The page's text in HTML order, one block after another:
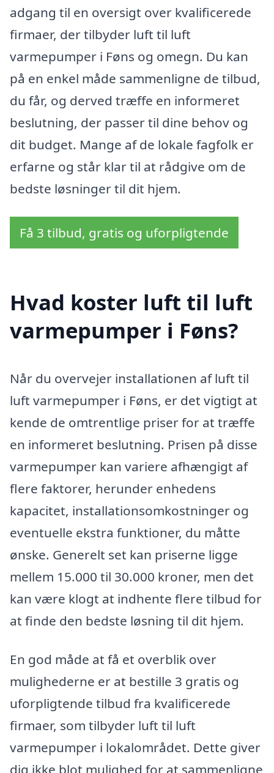
adgang til en oversigt over kvalificerede
firmaer, der tilbyder luft til luft
varmepumper i Føns og omegn. Du kan
på en enkel måde sammenligne de tilbud,
du får, og derved træffe en informeret
beslutning, der passer til dine behov og
dit budget. Mange af de lokale fagfolk er
erfarne og står klar til at rådgive om de
bedste løsninger til dit hjem.
Få 3 tilbud, gratis og uforpligtende
Hvad koster luft til luft
varmepumper i Føns?
Når du overvejer installationen af luft til
luft varmepumper i Føns, er det vigtigt at
kende de omtrentlige priser for at træffe
en informeret beslutning. Prisen på disse
varmepumper kan variere afhængigt af
flere faktorer, herunder enhedens
kapacitet, installationsomkostninger og
eventuelle ekstra funktioner, du måtte
ønske. Generelt set kan priserne ligge
mellem 15.000 til 30.000 kroner, men det
kan være klogt at indhente flere tilbud for
at finde den bedste løsning til dit hjem.
En god måde at få et overblik over
mulighederne er at bestille 3 gratis og
uforpligtende tilbud fra kvalificerede
firmaer, som tilbyder luft til luft
varmepumper i lokalområdet. Dette giver
dig ikke blot mulighed for at sammenligne